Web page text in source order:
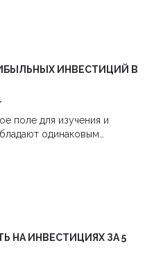
ИНВЕСТИЦИЙ В
поле для изучения и
одинаковым
прибыльных акций, а
инвестирования.
акций и
известных стабильным
рыночных тенденций и
НА ИНВЕСТИЦИЯХ ЗА 5